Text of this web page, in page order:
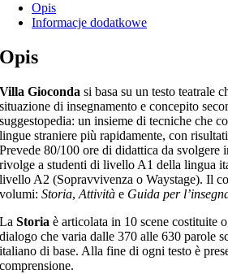
Opis
Informacje dodatkowe
Opis
Villa Gioconda si basa su un testo teatrale
situazione di insegnamento e concepito
suggestopedia: un insieme di tecniche che
lingue straniere più rapidamente, con
Prevede 80/100 ore di didattica da svolgere
rivolge a studenti di livello A1 della lingua
livello A2 (Sopravvivenza o Waystage). Il
volumi:Storia,Attività e Guida per
LaStoria è articolata in 10 scene costituite
dialogo che varia dalle 370 alle 630 parole
italiano di base. Alla fine di ogni testo è
comprensione.